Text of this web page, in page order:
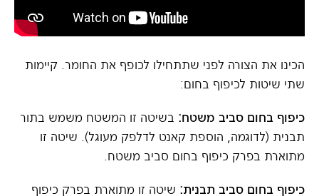
הכינו את הצורה לפני שתתחילו לכופף את החומר. קיימות
שתי שיטות לכיפוף בחום:
כיפוף בחום סביב משטח: בשיטה זו המשטח משמש בתור
תבנית (לדוגמה, הוספת קאנט לדלפק מעוגל). שיטה זו
מתוארת בפרק כיפוף בחום סביב משטח.
כיפוף בחום סביב תבנית: שיטה זו מתוארת בפרק כיפוף